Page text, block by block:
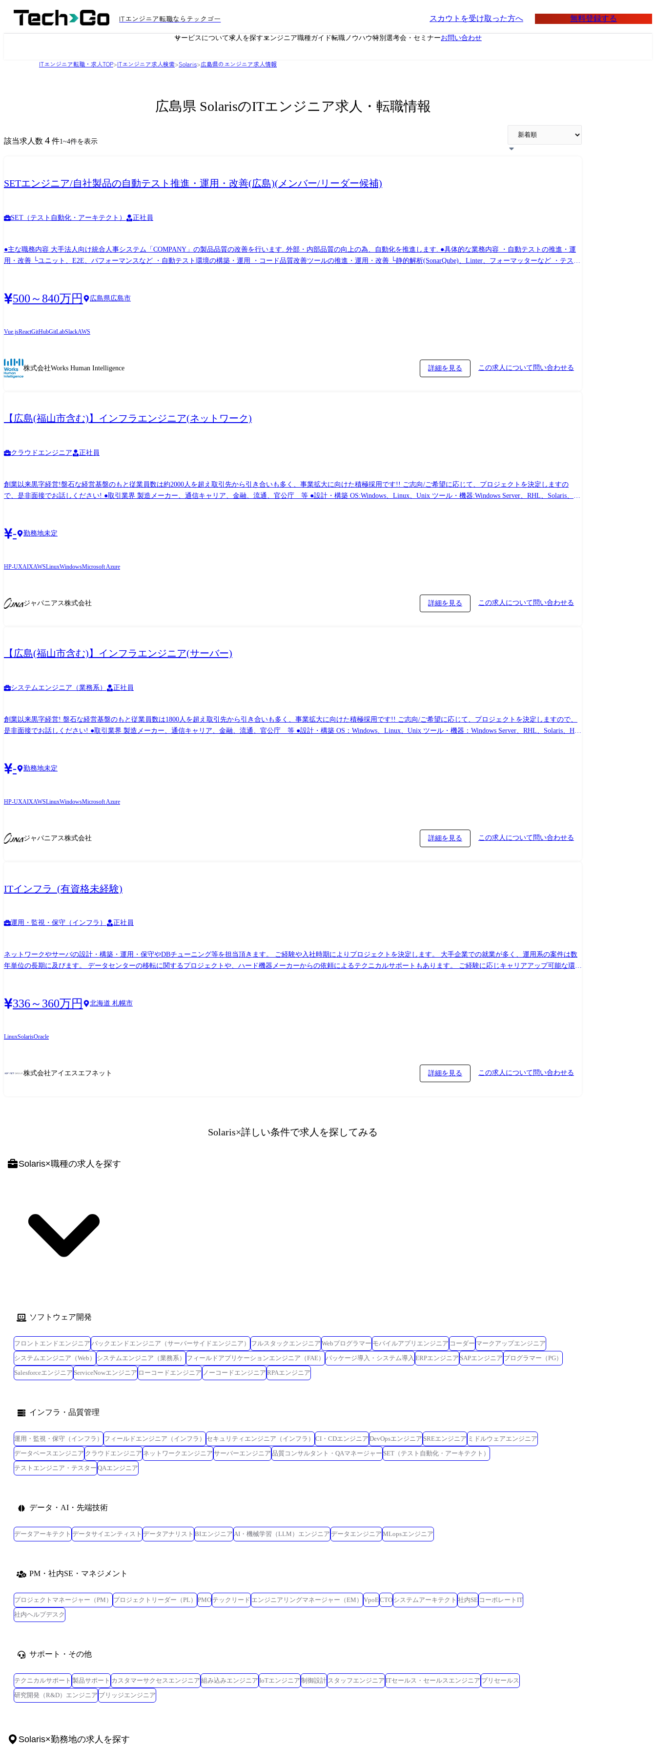
ITエンジニア転職ならテックゴー スカウトを受け取った方へ 無料登録する
サービスについて求人を探すエンジニア職種ガイド転職ノウハウ特別選考会・セミナーお問い合わせ
ITエンジニア転職・求人TOP>ITエンジニア求人検索>Solaris>広島県のエンジニア求人情報
広島県 SolarisのITエンジニア求人・転職情報
該当求人数 4 件1~4件を表示
SETエンジニア/自社製品の自動テスト推進・運用・改善(広島)(メンバー/リーダー候補)
SET（テスト自動化・アーキテクト） 正社員
●主な職務内容 大手法人向け統合人事システム「COMPANY」の製品品質の改善を行います. 外部・内部品質の向上の為、自動化を推進します. ●具体的な業務内容 ・自動テストの推進・運
用・改善 └ユニット、E2E、パフォーマンスなど ・自動テスト環境の構築・運用 ・コード品質改善ツールの推進・運用・改善 └静的解析(SonarQube)、Linter、フォーマッターなど ・テスト
トエンド: 開発言語:HTML, CSS, JavaScript, TypeScript ライブラリ:jQuery, Vue.js, React, LESS データストア: Oracle Database, PostgreSQL, Amazon DynamoDB ミドルウェア: Nginx, Apache
Tomcat, IBM WebSphere クラウド: AWS, GCP, Azure, OCI CI/CD: Jenkins, AWS CodeBuild, Gradle, Maven, Ant モニタリング: CloudWatch, Zabbix, AppDynamics, Datadog デザインツール: Figma ソ
Workspace 【キャリアパス】 ご経験・適性に応じて担当業務を決めます。 半年後には主担当へ、2年後にはリーダーへのステップアップを期待します。 手挙げ制度や年1回の全社公募制度も
ジニア以外の組織へ異動 【入社後のフォロー体制】 ・1か月程度の教育(インプット)期間の後、1～3か月のOJTでの軽微な修正や開発を行い、3～6か月程度でひとり立ちしていただきます。
・運用マニュアルや業務wiki、先輩などの有識者へ気軽に聞ける環境が整っていますので、 ご経験が浅い方でも安心して業務を遂行できます。 ・入社直後は経験豊富なメンターの指導を受
500～840万円 広島県広島市
Vue.jsReactGitHubGitLabSlackAWS
株式会社Works Human Intelligence 詳細を見る この求人について問い合わせる
【広島(福山市含む)】インフラエンジニア(ネットワーク)
クラウドエンジニア 正社員
創業以来黒字経営!盤石な経営基盤のもと従業員数は約2000人を超え取引先から引き合いも多く、事業拡大に向けた積極採用です!! ご志向/ご希望に応じて、プロジェクトを決定しますの
で、是非面接でお話しください! ●取引業界 製造メーカー、通信キャリア、金融、流通、官公庁 等 ●設計・構築 OS:Windows、Linux、Unix ツール・機器:Windows Server、RHL、Solaris、
- 勤務地未定
HP-UXAIXAWSLinuxWindowsMicrosoft Azure
ジャパニアス株式会社 詳細を見る この求人について問い合わせる
【広島(福山市含む)】インフラエンジニア(サーバー)
システムエンジニア（業務系） 正社員
創業以来黒字経営! 盤石な経営基盤のもと従業員数は1800人を超え取引先から引き合いも多く、事業拡大に向けた積極採用です!! ご志向/ご希望に応じて、プロジェクトを決定しますので、
是非面接でお話しください! ●取引業界 製造メーカー、通信キャリア、金融、流通、官公庁 等 ●設計・構築 OS：Windows、Linux、Unix ツール・機器：Windows Server、RHL、Solaris、HP-
- 勤務地未定
HP-UXAIXAWSLinuxWindowsMicrosoft Azure
ジャパニアス株式会社 詳細を見る この求人について問い合わせる
ITインフラ_(有資格未経験)
運用・監視・保守（インフラ） 正社員
ネットワークやサーバの設計・構築・運用・保守やDBチューニング等を担当頂きます。 ご経験や入社時期によりプロジェクトを決定します。 大手企業での就業が多く、運用系の案件は数
年単位の長期に及びます。 データセンターの移転に関するプロジェクトや、ハード機器メーカーからの依頼によるテクニカルサポートもあります。 ご経験に応じキャリアアップ可能な環境
336～360万円 北海道 札幌市
LinuxSolarisOracle
株式会社アイエスエフネット 詳細を見る この求人について問い合わせる
Solaris×詳しい条件で求人を探してみる
Solaris×職種の求人を探す
ソフトウェア開発
フロントエンドエンジニア バックエンドエンジニア（サーバーサイドエンジニア） フルスタックエンジニア Webプログラマー モバイルアプリエンジニア コーダー マークアップエンジニア
システムエンジニア（Web）
システムエンジニア（業務系） フィールドアプリケーションエンジニア（FAE） パッケージ導入・システム導入 ERPエンジニア SAPエンジニア プログラマー（PG）
Salesforceエンジニア ServiceNowエンジニア ローコードエンジニア ノーコードエンジニア RPAエンジニア
インフラ・品質管理
運用・監視・保守（インフラ） フィールドエンジニア（インフラ） セキュリティエンジニア（インフラ） CI・CDエンジニア DevOpsエンジニア SREエンジニア ミドルウェアエンジニア
データベースエンジニア クラウドエンジニア ネットワークエンジニア サーバーエンジニア 品質コンサルタント・QAマネージャー SET（テスト自動化・アーキテクト）
テストエンジニア・テスター QAエンジニア
データ・AI・先端技術
データアーキテクト データサイエンティスト データアナリスト BIエンジニア AI・機械学習（LLM）エンジニア データエンジニア MLopsエンジニア
PM・社内SE・マネジメント
プロジェクトマネージャー（PM） プロジェクトリーダー（PL） PMO テックリード エンジニアリングマネージャー（EM） VpoECTO システムアーキテクト 社内SE コーポレートIT
社内ヘルプデスク
サポート・その他
テクニカルサポート 製品サポート カスタマーサクセスエンジニア 組み込みエンジニア IoTエンジニア 制御設計 スタッフエンジニア ITセールス・セールスエンジニア プリセールス
研究開発（R&D）エンジニア ブリッジエンジニア
Solaris×勤務地の求人を探す